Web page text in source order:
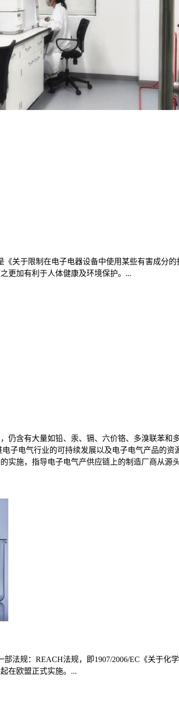
关于限制在电子电器设备中使用某些有害成分的
更加有利于人体健康及环境保护。...
仍含有大量如铅、汞、镉、六价铬、多溴联苯
子电气行业的可持续发展以及电子电气产品的
实施，指导电子电气产供应链上的制造厂商从
法规：REACH法规，即1907/2006/EC《关于
在欧盟正式实施。...